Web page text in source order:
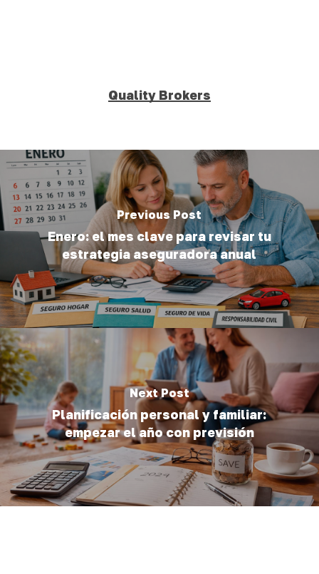
Quality Brokers
Previous Post
Enero: el mes clave para revisar tu
estrategia aseguradora anual
Next Post
Planificación personal y familiar:
empezar el año con previsión